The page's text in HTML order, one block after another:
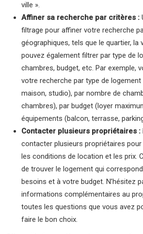
ville ».
Affiner sa recherche par critères :
filtrage pour affiner votre recherche
géographiques, tels que le quartier, la
pouvez également filtrer par type de
chambres, budget, etc. Par exemple,
votre recherche par type de logement
maison, studio), par nombre de
chambres), par budget (loyer
équipements (balcon, terrasse,
Contacter plusieurs propriétaires :
contacter plusieurs propriétaires
les conditions de location et les prix.
de trouver le logement qui
besoins et à votre budget. N’hésitez
informations complémentaires au
toutes les questions que vous avez
faire le bon choix.